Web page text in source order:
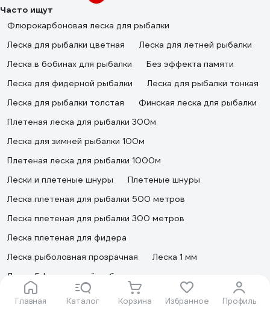
Главная Каталог Корзина Избранное Профиль
Часто ищут
Флюрокарбоновая леска для рыбалки
Леска для рыбалки цветная
Леска для летней рыбалки
Леска в бобинах для рыбалки
Без эффекта памяти
Леска для фидерной рыбалки
Леска для рыбалки тонкая
Леска для рыбалки толстая
Финская леска для рыбалки
Плетeная леска для рыбалки 300м
Леска для зимней рыбалки 100м
Плетeная леска для рыбалки 1000м
Лески и плетеные шнуры
Плетеные шнуры
Леска плетеная для рыбалки 500 метров
Леска плетеная для рыбалки 300 метров
Леска плетеная для фидера
Леска рыболовная прозрачная
Леска 1 мм
Леска 5d для зимней рыбалки
Монофильная леска для спиннинга